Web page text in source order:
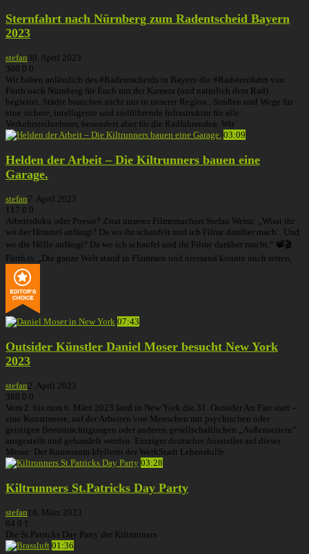
Sternfahrt nach Nürnberg zum Radentscheid Bayern
2023
stefan30. April 2023
300 0 0
Wir haben anlässlich des #Radentscheids in Bayern die #Radsternfahrt von
Fürth nach Nürnberg für Euch mit der Kamera (und natürlich dem Rad)
begleitet. Städte brauchen nicht nur in unserer Region , Straßen und Wege für
eine sichere, intelligente und zielführende Infrastruktur für alle
Verkehrsteilnehmer, besonders aber für die Radfahrenden. Wir
03:09
Helden der Arbeit – Die Kiltrunners bauen eine
Garage.
stefan7. April 2023
117 0 0
Arbeitsdoku oder Poesie? Zitat unseres Filmemachers Stefan Weiss: „Wisst ihr
wo der Himmel anfängt? Da wo ihr schaufelt und ich Filme darüber mach‘. Und
wo die Hölle anfängt? Da wo ich schaufel und ihr Filme darüber macht.“ 📽🎬
Fürth.tv „Die ganze Welt stand in Flammen und niemand konnte mich retten,
07:43
Outsider Künstler Daniel Moser besucht New York
2023
stefan2. April 2023
380 0 0
Vom 2. bis zum 6. März 2023 fand in New York die 31. Outsider Art Fair statt –
eine Kunstmesse, auf der Arbeiten von Menschen mit psychischen oder
geistigen Beeinträchtigungen oder anderen gesellschaftlichen „Außenseitern“
ausgestellt und gehandelt werden. Einziger deutscher Aussteller auf dieser
Messe: Der Kunstraum Idyllerei der WerkStadt Lebenshilfe
03:28
Kiltrunners St.Patricks Day Party
stefan 18. März 2023
84 0 1
Die St.Patricks Day Party der Kiltrunners
01:36